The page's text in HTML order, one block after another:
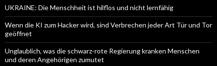
UKRAINE: Die Menschheit ist hilflos und nicht lernfähig
Wenn die KI zum Hacker wird, sind Verbrechen jeder Art Tür und Tor
geöffnet
Unglaublich, was die schwarz-rote Regierung kranken Menschen
und deren Angehörigen zumutet